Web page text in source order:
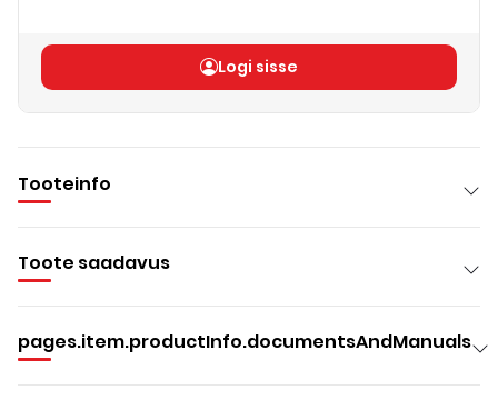
Logi sisse
Tooteinfo
Toote saadavus
pages.item.productInfo.documentsAndManuals